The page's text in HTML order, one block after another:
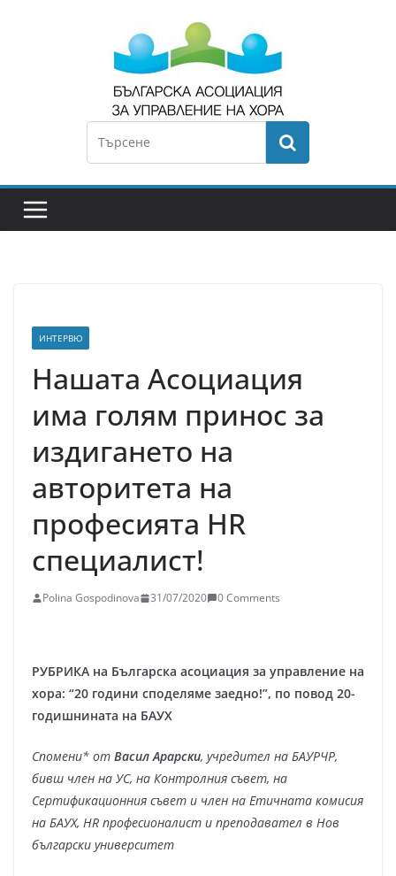
ИНТЕРВЮ
Нашата Асоциация
има голям принос за
издигането на
авторитета на
професията HR
специалист!
Polina Gospodinova 31/07/2020 0 Comments
РУБРИКА на Българска асоциация за управление на
хора: “20 години споделяме заедно!”, по повод 20-
годишнината на БАУХ
Спомени* от Васил Арарски, учредител на БАУРЧР,
бивш член на УС, на Контролния съвет, на
Сертификационния съвет и член на Етичната комисия
на БАУХ, HR професионалист и преподавател в Нов
български университет